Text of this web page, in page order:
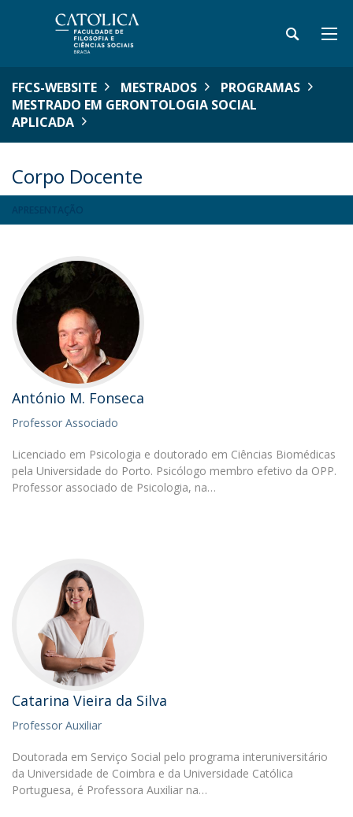
FFCS-WEBSITE MESTRADOS
PROGRAMAS
MESTRADO EM GERONTOLOGIA SOCIAL
APLICADA
Corpo Docente
António M. Fonseca
Professor Associado
Licenciado em Psicologia e doutorado em Ciências Biomédicas
pela Universidade do Porto. Psicólogo membro efetivo da OPP.
Professor associado de Psicologia, na…
Catarina Vieira da Silva
Professor Auxiliar
Doutorada em Serviço Social pelo programa interuniversitário
da Universidade de Coimbra e da Universidade Católica
Portuguesa, é Professora Auxiliar na…